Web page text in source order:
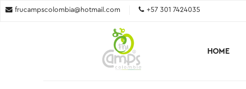
frucampscolombia@hotmail.com +57 301 7424035
HOME